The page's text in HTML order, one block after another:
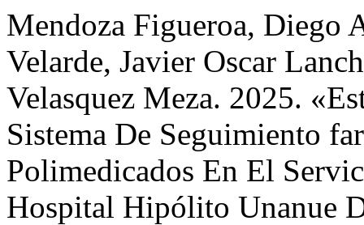
Mendoza Figueroa, Diego
Velarde, Javier Oscar
Velasquez Meza. 2025.
Sistema De Seguimiento
Polimedicados En El
Hospital Hipólito Unanue